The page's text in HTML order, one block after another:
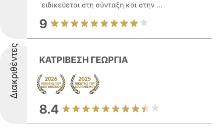
ειδικεύεται στη σύνταξη και στην ...
9
Διακριθέντες ΚΑΤΡΙΒΕΣΗ ΓΕΩΡΓΙΑ
8.4